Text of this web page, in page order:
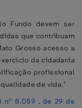
Fundo devem ser
que contribuam
Grosso acesso a
da cidadania
profissional
de vida."
nº 8.059 , de 29 de